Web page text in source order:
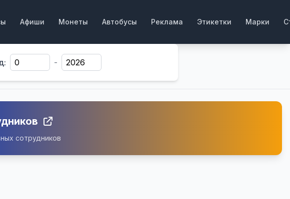
Афиши Монеты Автобусы Реклама Этикетки Марки
-
сотрудников